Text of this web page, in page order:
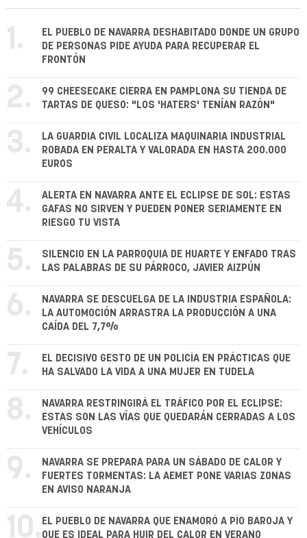
1.
EL PUEBLO DE NAVARRA DESHABITADO DONDE UN GRUPO
DE PERSONAS PIDE AYUDA PARA RECUPERAR EL
FRONTÓN
2.
99 CHEESECAKE CIERRA EN PAMPLONA SU TIENDA DE
TARTAS DE QUESO: "LOS 'HATERS' TENÍAN RAZÓN"
3.
LA GUARDIA CIVIL LOCALIZA MAQUINARIA INDUSTRIAL
ROBADA EN PERALTA Y VALORADA EN HASTA 200.000
EUROS
4.
ALERTA EN NAVARRA ANTE EL ECLIPSE DE SOL: ESTAS
GAFAS NO SIRVEN Y PUEDEN PONER SERIAMENTE EN
RIESGO TU VISTA
5.
SILENCIO EN LA PARROQUIA DE HUARTE Y ENFADO TRAS
LAS PALABRAS DE SU PÁRROCO, JAVIER AIZPÚN
6.
NAVARRA SE DESCUELGA DE LA INDUSTRIA ESPAÑOLA:
LA AUTOMOCIÓN ARRASTRA LA PRODUCCIÓN A UNA
CAÍDA DEL 7,7%
7.
EL DECISIVO GESTO DE UN POLICÍA EN PRÁCTICAS QUE
HA SALVADO LA VIDA A UNA MUJER EN TUDELA
8.
NAVARRA RESTRINGIRÁ EL TRÁFICO POR EL ECLIPSE:
ESTAS SON LAS VÍAS QUE QUEDARÁN CERRADAS A LOS
VEHÍCULOS
9.
NAVARRA SE PREPARA PARA UN SÁBADO DE CALOR Y
FUERTES TORMENTAS: LA AEMET PONE VARIAS ZONAS
EN AVISO NARANJA
10. EL PUEBLO DE NAVARRA QUE ENAMORÓ A PÍO BAROJA Y
QUE ES IDEAL PARA HUIR DEL CALOR EN VERANO